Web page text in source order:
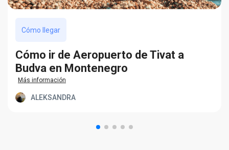
Cómo llegar
Cómo ir de Aeropuerto de Tivat a
Budva en Montenegro
Más información
ALEKSANDRA